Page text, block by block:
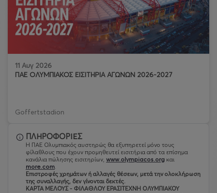
11 Αυγ 2026
ΠΑΕ ΟΛΥΜΠΙΑΚΟΣ ΕΙΣΙΤΗΡΙΑ ΑΓΩΝΩΝ 2026-2027
Goffertstadion
ΠΛΗΡΟΦΟΡΙΕΣ
Η ΠΑΕ Ολυμπιακός αυστηρώς θα εξυπηρετεί μόνο τους
φίλαθλους που έχουν προμηθευτεί εισιτήρια από τα επίσημα
κανάλια πώλησης εισιτηρίων, www.olympiacos.org και
more.com.
Eπιστροφές χρημάτων ή αλλαγές θέσεων, μετά την ολοκλήρωση
της συναλλαγής, δεν γίνονται δεκτές.
ΚΑΡΤΑ ΜΕΛΟΥΣ - ΦΙΛΑΘΛΟΥ ΕΡΑΣΙΤΕΧΝΗ ΟΛΥΜΠΙΑΚΟΥ